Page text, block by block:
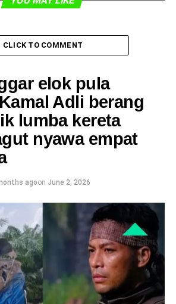
CLICK TO COMMENT
elok pula
Adli berang
lumba kereta
nyawa empat
agoon June 2, 2026